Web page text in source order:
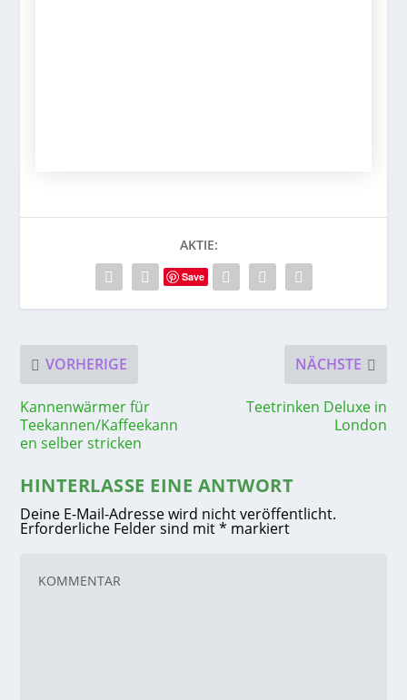
AKTIE:
Save
VORHERIGE
Kannenwärmer für
Teekannen/Kaffeekann
en selber stricken
NÄCHSTE
Teetrinken Deluxe in
London
HINTERLASSE EINE ANTWORT
Deine E-Mail-Adresse wird nicht veröffentlicht.
Erforderliche Felder sind mit* markiert